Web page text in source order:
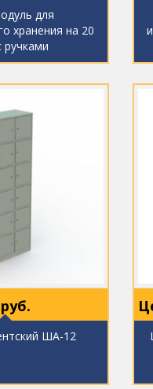
для
хранения на 20
ручками
руб.
ША-12